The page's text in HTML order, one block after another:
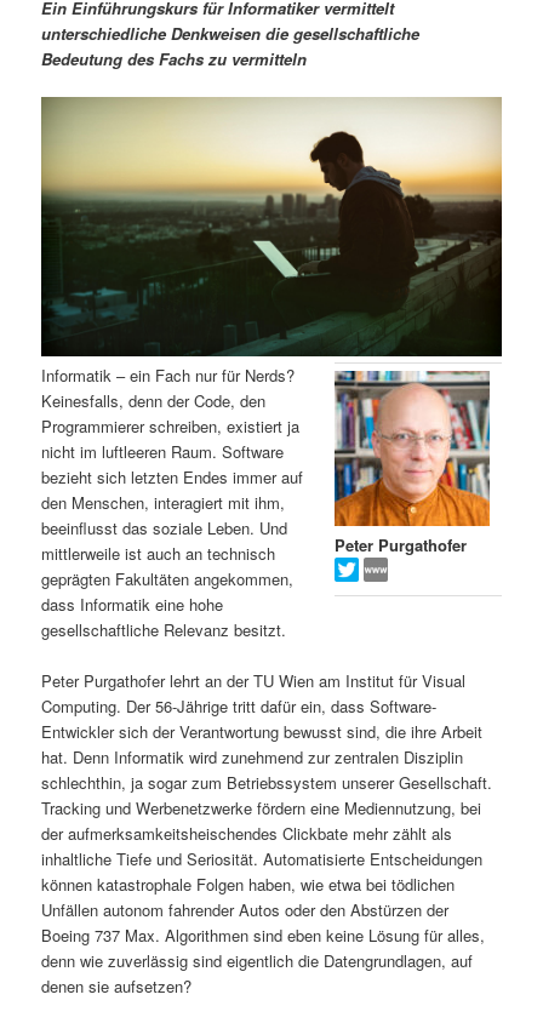
ä
r
n
n
l
t
s
p
r
i
n
g
e
n
n
d
r
n
h
a
l
t
s
p
r
i
n
g
e
n
a
v
i
o
Ein Einführungskurs für Informatiker vermittelt
unterschiedliche Denkweisen die gesellschaftliche
Bedeutung des Fachs zu vermitteln
Peter Purgathofer
Informatik – ein Fach nur für Nerds?
Keinesfalls, denn der Code, den
Programmierer schreiben, existiert ja
nicht im luftleeren Raum. Software
bezieht sich letzten Endes immer auf
den Menschen, interagiert mit ihm,
beeinflusst das soziale Leben. Und
mittlerweile ist auch an technisch
geprägten Fakultäten angekommen,
dass Informatik eine hohe
gesellschaftliche Relevanz besitzt.
Peter Purgathofer lehrt an der TU Wien am Institut für Visual
Computing. Der 56-Jährige tritt dafür ein, dass Software-
Entwickler sich der Verantwortung bewusst sind, die ihre Arbeit
hat. Denn Informatik wird zunehmend zur zentralen Disziplin
schlechthin, ja sogar zum Betriebssystem unserer Gesellschaft.
Tracking und Werbenetzwerke fördern eine Mediennutzung, bei
der aufmerksamkeitsheischendes Clickbate mehr zählt als
inhaltliche Tiefe und Seriosität. Automatisierte Entscheidungen
können katastrophale Folgen haben, wie etwa bei tödlichen
Unfällen autonom fahrender Autos oder den Abstürzen der
Boeing 737 Max. Algorithmen sind eben keine Lösung für alles,
denn wie zuverlässig sind eigentlich die Datengrundlagen, auf
denen sie aufsetzen?